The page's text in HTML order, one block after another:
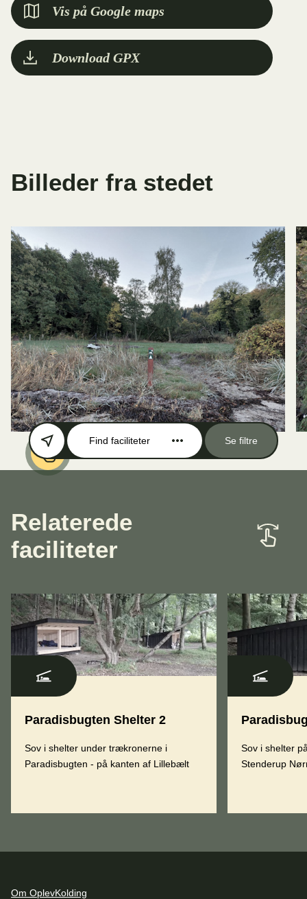
Vis på Google maps
Download GPX
Billeder fra stedet
Find faciliteter Se filtre
Relaterede
faciliteter
Paradisbugten Shelter 2
Sov i shelter under trækronerne i
Paradisbugten - på kanten af Lillebælt
Sov i shelter
Stenderup
Om OplevKolding